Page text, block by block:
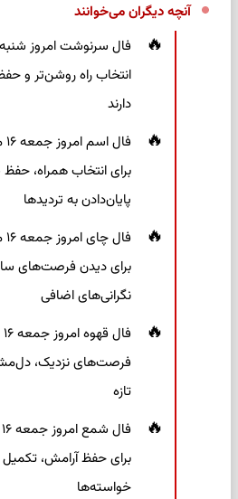
آنچه دیگران می‌خوانند
انتخاب راه روشن‌تر و
دارند
برای انتخاب همراه،
پایان‌دادن به تردیدها
برای دیدن فرصت‌های
نگرانی‌های اضافی
فرصت‌های نزدیک،
تازه
برای حفظ آرامش،
خواسته‌ها